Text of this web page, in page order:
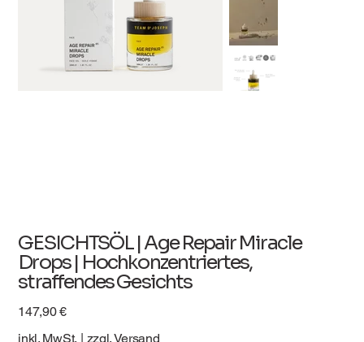
GESICHTSÖL | Age Repair Miracle
Drops | Hochkonzentriertes,
straffendes Gesichts
147,90 €
inkl. MwSt. | zzgl. Versand